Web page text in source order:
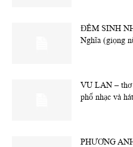
ĐÊM SINH
Nghĩa (giọng
VU LAN – thơ
phổ nhạc và hát
PHƯƠNG